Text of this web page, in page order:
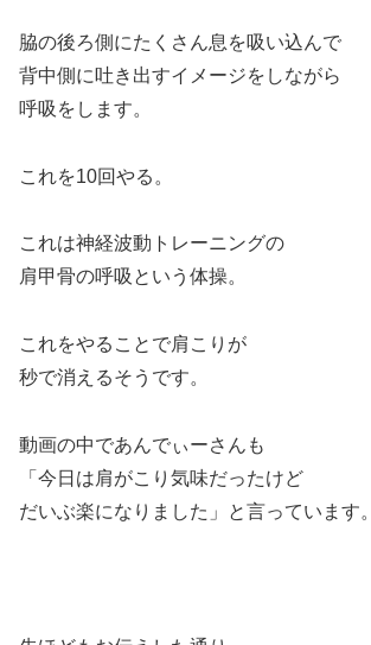
脇の後ろ側にたくさん息を吸い込んで
背中側に吐き出すイメージをしながら
呼吸をします。
これを10回やる。
これは神経波動トレーニングの
肩甲骨の呼吸という体操。
これをやることで肩こりが
秒で消えるそうです。
動画の中であんでぃーさんも
「今日は肩がこり気味だったけど
だいぶ楽になりました」と言っています。